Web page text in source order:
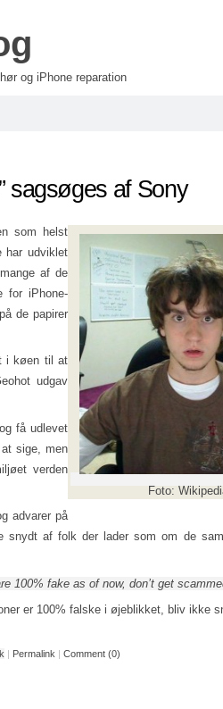
og iPhone reparation
sagsøges af Sony
Foto:
som helst
har udviklet
af de
for iPhone-
de papirer
i køen til at
udgav
få udlevet
sige, men
verden
advarer på
snydt af folk der lader som om de
100% fake as of now, don’t get
er 100% falske i øjeblikket, bliv ikke
| Permalink | Comment (0)